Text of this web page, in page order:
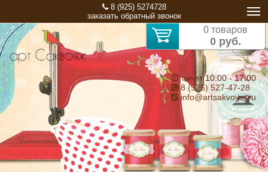
8 (925) 5274728
заказать обратный звонок
0 товаров
0 руб.
⏰ пн-пт 10:00 - 17:00
8 (925) 527-47-28
info@artsakvoyaj.ru